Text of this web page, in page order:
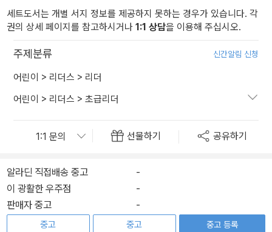
세트도서는 개별 서지 정보를 제공하지 못하는 경우가 있습니다. 각
권의 상세 페이지를 참고하시거나 1:1 상담을 이용해 주십시오.
주제분류 신간알림 신청
어린이 > 리더스 > 리더
어린이 > 리더스 > 초급리더
선물하기 공유하기
알라딘 직접배송 중고
-
이 광활한 우주점
-
판매자 중고
-
중고
중고
중고 등록